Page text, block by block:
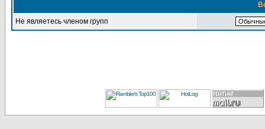
Не являетесь членом групп